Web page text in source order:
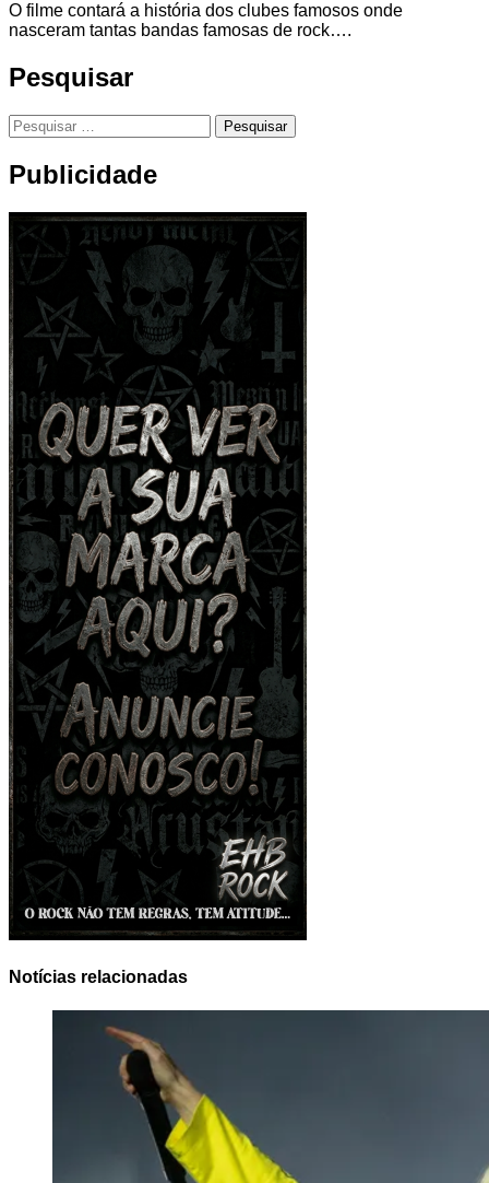
O filme contará a história dos clubes famosos onde
nasceram tantas bandas famosas de rock….
Pesquisar
Pesquisar
por:
Publicidade
Notícias relacionadas